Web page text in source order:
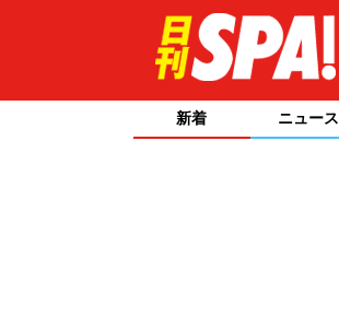
新着 ニュース